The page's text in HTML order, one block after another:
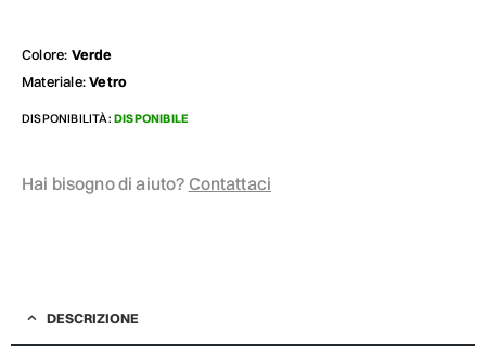
Colore: Verde
Materiale:Vetro
DISPONIBILITÀ: DISPONIBILE
Hai bisogno di aiuto? Contattaci
DESCRIZIONE